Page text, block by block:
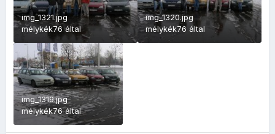
img_1321.jpg
mélykék76 által
img_1320.jpg
mélykék76 által
img_1319.jpg
mélykék76által